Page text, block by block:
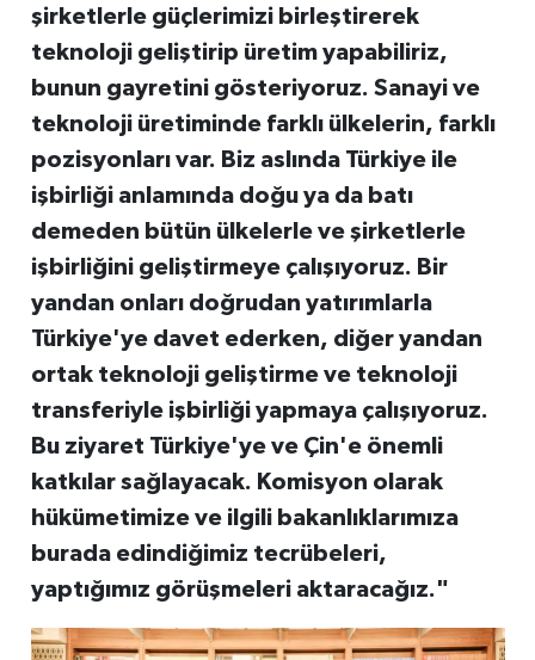
şirketlerle güçlerimizi birleştirerek
teknoloji geliştirip üretim yapabiliriz,
bunun gayretini gösteriyoruz. Sanayi ve
teknoloji üretiminde farklı ülkelerin, farklı
pozisyonları var. Biz aslında Türkiye ile
işbirliği anlamında doğu ya da batı
demeden bütün ülkelerle ve şirketlerle
işbirliğini geliştirmeye çalışıyoruz. Bir
yandan onları doğrudan yatırımlarla
Türkiye'ye davet ederken, diğer yandan
ortak teknoloji geliştirme ve teknoloji
transferiyle işbirliği yapmaya çalışıyoruz.
Bu ziyaret Türkiye'ye ve Çin'e önemli
katkılar sağlayacak. Komisyon olarak
hükümetimize ve ilgili bakanlıklarımıza
burada edindiğimiz tecrübeleri,
yaptığımız görüşmeleri aktaracağız."